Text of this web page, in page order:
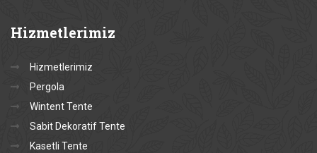
Hizmetlerimiz
Hizmetlerimiz
Pergola
Wintent Tente
Sabit Dekoratif Tente
Kasetli Tente